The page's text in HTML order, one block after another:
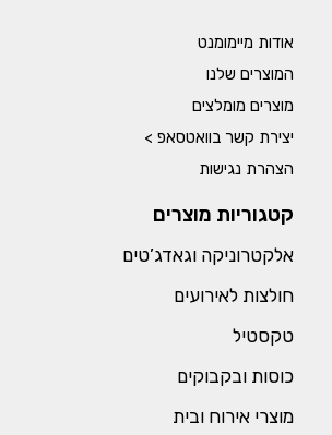
אודות מיימומנט
המוצרים שלנו
מוצרים מומלצים
יצירת קשר בוואטסאפ >
הצהרת נגישות
קטגוריות מוצרים
אלקטרוניקה וגאדג’טים
חולצות לאירועים
טקסטיל
כוסות ובקבוקים
מוצרי אירוח ובית